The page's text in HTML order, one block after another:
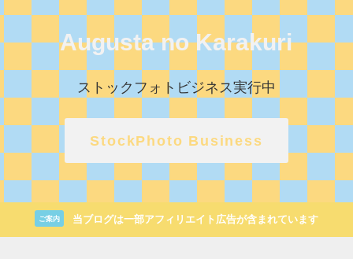
Augusta no Karakuri
ストックフォトビジネス実行中
StockPhoto Business
ご案内 当ブログは一部アフィリエイト広告が含まれています